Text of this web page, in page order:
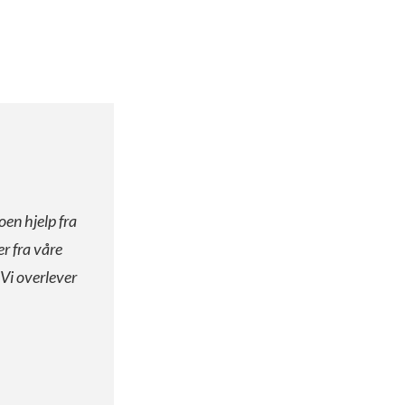
hjelp fra
fra våre
overlever